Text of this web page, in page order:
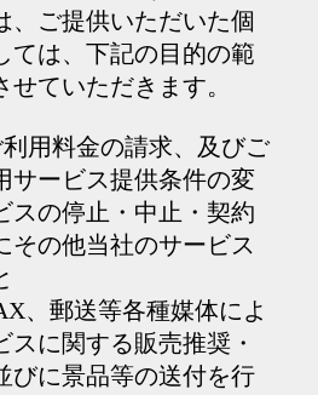
、ご提供いただいた個
ては、下記の目的の範
せていただきます。
用料金の請求、及びご
サービス提供条件の変
スの停止・中止・契約
その他当社のサービス
、郵送等各種媒体によ
スに関する販売推奨・
びに景品等の送付を行